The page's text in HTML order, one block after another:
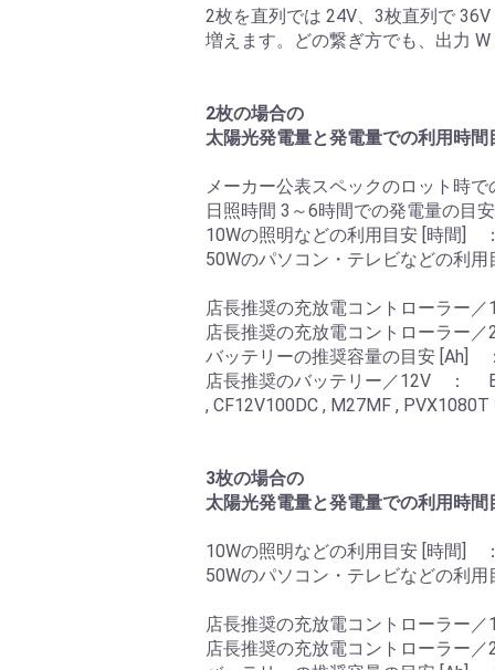
2枚を直列では 24V、3枚直列で
増えます。どの繋ぎ方でも、出力 W
2枚の場合の
太陽光発電量と発電量での利用時間
メーカー公表スペックのロット時
日照時間 3～6時間での発電量の
10Wの照明などの利用目安 [時間]
50Wのパソコン・テレビなどの利
店長推奨の充放電コントローラー
店長推奨の充放電コントローラー
バッテリーの推奨容量の目安 [Ah]
店長推奨のバッテリー／12V ：
, CF12V100DC , M27MF , PVX1080T
3枚の場合の
太陽光発電量と発電量での利用時間
10Wの照明などの利用目安 [時間]
50Wのパソコン・テレビなどの利
店長推奨の充放電コントローラー
店長推奨の充放電コントローラ